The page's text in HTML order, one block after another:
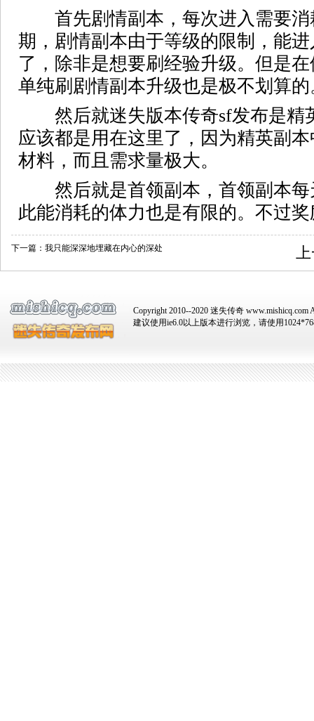
首先剧情副本，每次进入需要消
期，剧情副本由于等级的限制，能
了，除非是想要刷经验升级。但是
单纯刷剧情副本升级也是极不划算的
然后就迷失版本传奇sf发布是精
应该都是用在这里了，因为精英副
材料，而且需求量极大。
然后就是首领副本，首领副本每
此能消耗的体力也是有限的。不过
下一篇： 我只能深深地埋藏在内心的深处
Copyright 2010--2020 迷失传奇 www.mishicq.com
建议使用ie6.0以上版本进行浏览，请使用